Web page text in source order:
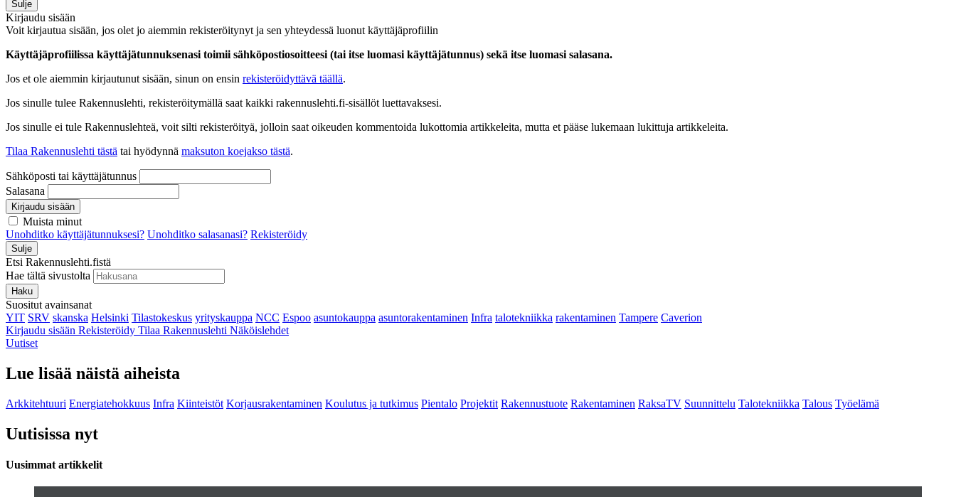
Sulje
Kirjaudu sisään
Voit kirjautua sisään, jos olet jo aiemmin rekisteröitynyt ja sen yhteydessä luonut käyttäjäprofiilin
Käyttäjäprofiilissa käyttäjätunnuksenasi toimii sähköpostiosoitteesi (tai itse luomasi käyttäjätunnus) sekä itse luomasi salasana.
Jos et ole aiemmin kirjautunut sisään, sinun on ensin rekisteröidyttävä täällä.
Jos sinulle tulee Rakennuslehti, rekisteröitymällä saat kaikki rakennuslehti.fi-sisällöt luettavaksesi.
Jos sinulle ei tule Rakennuslehteä, voit silti rekisteröityä, jolloin saat oikeuden kommentoida lukottomia artikkeleita, mutta et pääse lukemaan lukittuja artikkeleita.
Tilaa Rakennuslehti tästä tai hyödynnä maksuton koejakso tästä.
Sähköposti tai käyttäjätunnus
Salasana
Kirjaudu sisään
Muista minut
Unohditko käyttäjätunnuksesi? Unohditko salasanasi? Rekisteröidy
Sulje
Etsi Rakennuslehti.fistä
Hae tältä sivustolta
Haku
Suositut avainsanat
YIT SRV skanska Helsinki Tilastokeskus yrityskauppa NCC Espoo asuntokauppa asuntorakentaminen Infra talotekniikka rakentaminen Tampere Caverion
Kirjaudu sisään Rekisteröidy Tilaa Rakennuslehti Näköislehdet
Uutiset
Lue lisää näistä aiheista
Arkkitehtuuri Energiatehokkuus Infra Kiinteistöt Korjausrakentaminen Koulutus ja tutkimus Pientalo Projektit Rakennustuote Rakentaminen RaksaTV Suunnittelu Talotekniikka Talous Työelämä
Uutisissa nyt
Uusimmat artikkelit